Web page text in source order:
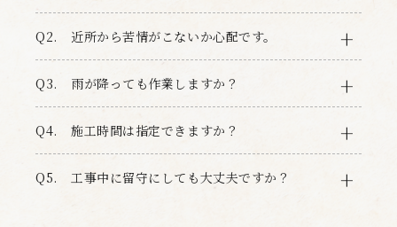
Q2. 近所から苦情がこないか心配です。
Q3. 雨が降っても作業しますか？
Q4. 施工時間は指定できますか？
Q5. 工事中に留守にしても大丈夫ですか？